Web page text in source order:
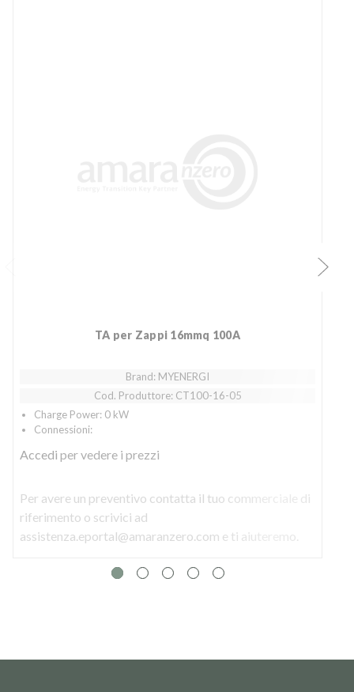
TA per Zappi 16mmq 100A
Brand: MYENERGI
Cod. Produttore: CT100-16-05
Charge Power: 0 kW
Connessioni:
Accedi per vedere i prezzi
Per avere un preventivo contatta il tuo commerciale di
riferimento o scrivici ad
assistenza.eportal@amaranzero.com e ti aiuteremo.